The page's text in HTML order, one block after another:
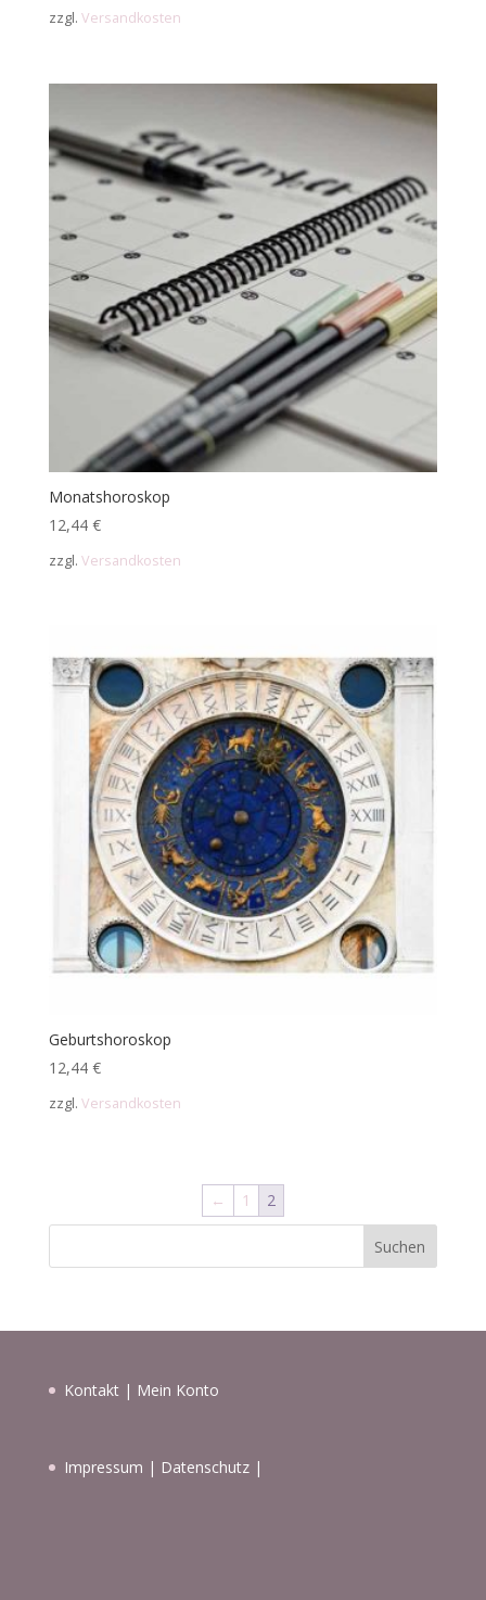
zzgl. Versandkosten
Monatshoroskop
12,44 €
zzgl. Versandkosten
Geburtshoroskop
12,44 €
zzgl. Versandkosten
← 1 2
Suchen
Kontakt | Mein Konto
Impressum | Datenschutz|